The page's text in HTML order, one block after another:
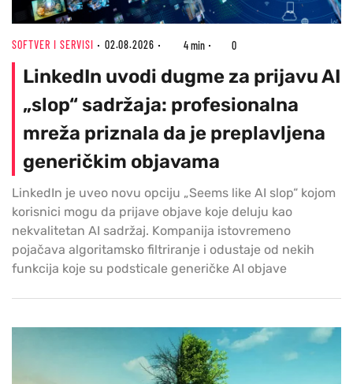
SOFTVER I SERVISI 02.08.2026 4 min 0
LinkedIn uvodi dugme za prijavu AI
„slop“ sadržaja: profesionalna
mreža priznala da je preplavljena
generičkim objavama
LinkedIn je uveo novu opciju „Seems like AI slop“ kojom
korisnici mogu da prijave objave koje deluju kao
nekvalitetan AI sadržaj. Kompanija istovremeno
pojačava algoritamsko filtriranje i odustaje od nekih
funkcija koje su podsticale generičke AI objave